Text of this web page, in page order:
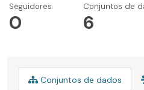
Seguidores
0
Conjuntos de
6
Conjuntos de dados